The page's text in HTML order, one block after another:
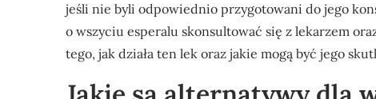
jeśli nie byli odpowiednio przygotowani do jego
o wszyciu esperalu skonsultować się z lekarzem
tego, jak działa ten lek oraz jakie mogą być jego